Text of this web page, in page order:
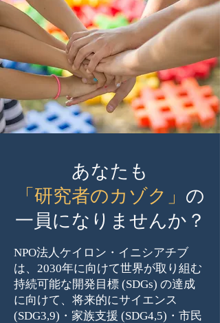
あなたも
「研究者のカゾク」 の
​一員になりませんか？
NPO法人ケイロン・イニシアチブ
は、2030年に向けて世界が取り組む
持続可能な開発目標 (SDGs) の達成
に向けて、将来的にサイエンス
(SDG3,9)・家族支援 (SDG4,5)・市民